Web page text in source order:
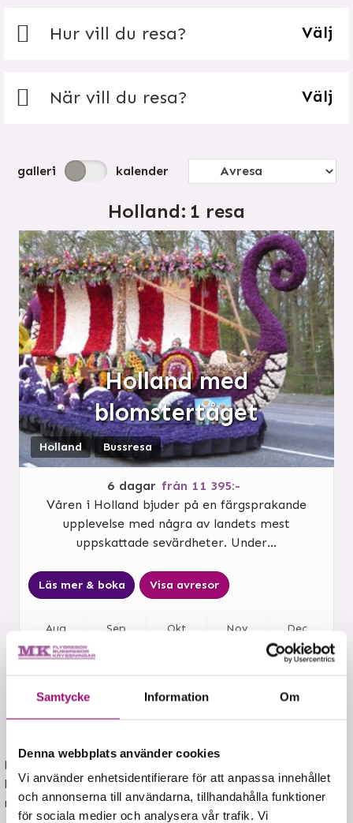
Samtycke Information Om
Denna webbplats använder cookies
Vi använder enhetsidentifierare för att anpassa innehållet
och annonserna till användarna, tillhandahålla funktioner
för sociala medier och analysera vår trafik. Vi
Hur vill du resa? Välj
När vill du resa? Välj
galleri kalender
Holland: 1 resa
Holland med
blomstertåget
Holland Bussresa
6 dagar från 11 395:-
Våren i Holland bjuder på en färgsprakande
upplevelse med några av landets mest
uppskattade sevärdheter. Under...
Läs mer & boka Visa avresor
Aug Sep Okt Nov Dec
Jan Maj
Jun Aug Okt
Fler resor i vårt sortiment
Dessa resor har tyvärr inga aktiva avgångar just nu,
kontakta oss gärna för mer information om när nästa
resa läggs upp